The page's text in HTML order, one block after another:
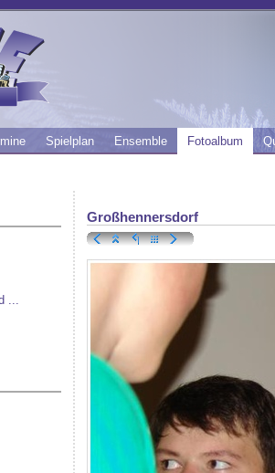
Spielplan Ensemble Fotoalbum
...
Großhennersdorf